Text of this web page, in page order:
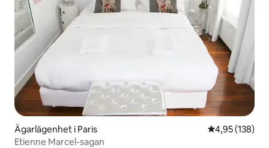
Ägarlägenhet i Paris 4,95 av 5 i
4,95 (138)
Etienne Marcel-sagan